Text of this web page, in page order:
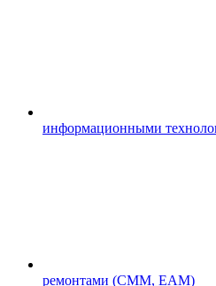
информационными
ремонтами (CMM, EAM)